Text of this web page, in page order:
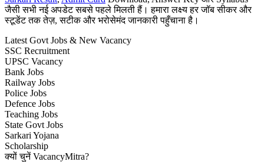
जैसी सभी नई अपडेट सबसे पहले मिलती हैं। हमारा लक्ष्य हर जॉब सीकर और
स्टूडेंट तक तेज़, सटीक और भरोसेमंद जानकारी पहुँचाना है।
Latest Govt Jobs & New Vacancy
SSC Recruitment
UPSC Vacancy
Bank Jobs
Railway Jobs
Police Jobs
Defence Jobs
Teaching Jobs
State Govt Jobs
Sarkari Yojana
Scholarship
क्यों चुनें VacancyMitra?